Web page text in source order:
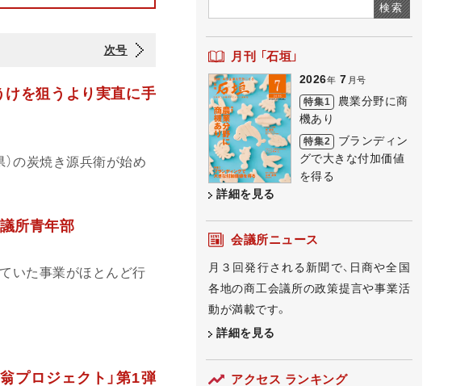
次号
けを狙うより実直に手
の炭焼き源兵衛が始め
所青年部
いた事業がほとんど行
プロジェクト」第1弾
検索
月刊 「石垣」
2026年 7 月号
特集1
農業分野に商
機あり
特集2
ブランディン
グで大きな付加価値
を得る
詳細を見る
会議所ニュース
月３回発行される新聞で、日商や全国
各地の商工会議所の政策提言や事業活
動が満載です。
詳細を見る
アクセス ランキング